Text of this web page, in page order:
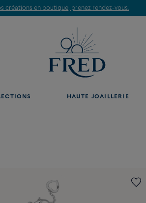
créations en boutique, prenez rendez-vous.
HAUTE JOAILLERIE